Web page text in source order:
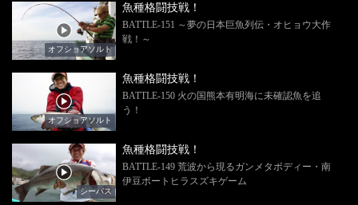
オフショアソルト
魚種格闘技戦！
BATTLE-151 ～夢の日本巨魚列伝・オヒョウ大作
戦！～
オフショアソルト
魚種格闘技戦！
BATTLE-150 火の国熊本有明海に未確認魚を追
う！
シーバス
魚種格闘技戦！
BATTLE-149 荒波から現るガンメタボディー・南
伊豆ボートヒラスズキゲーム